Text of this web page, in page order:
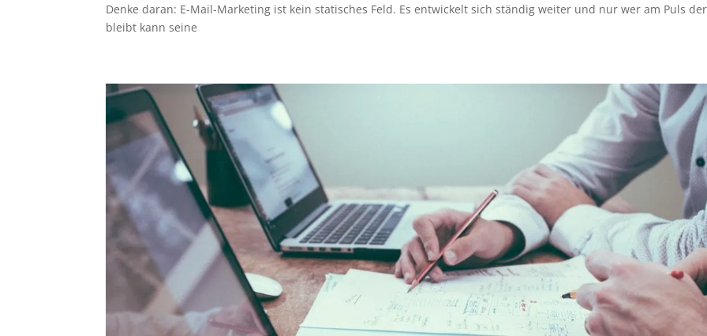
Denke daran: E-Mail-Marketing ist kein statisches Feld. Es entwickelt sich ständig weiter und nur wer am Puls
bleibt kann seine